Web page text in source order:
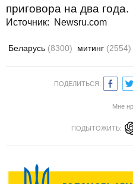
приговора на два года.
Источник: Newsru.com
Беларусь (8300) митинг (2554)
ПОДЕЛИТЬСЯ:
Мне
ПОДЫТОЖИТЬ: